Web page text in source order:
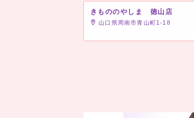
きもののやしま 徳山店
山口県周南市青山町1-18